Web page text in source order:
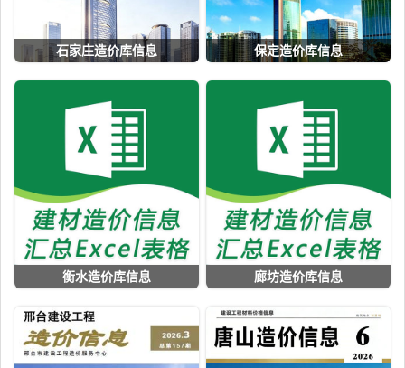
石家庄造价库信息 保定造价库信息
衡水造价库信息 廊坊造价库信息